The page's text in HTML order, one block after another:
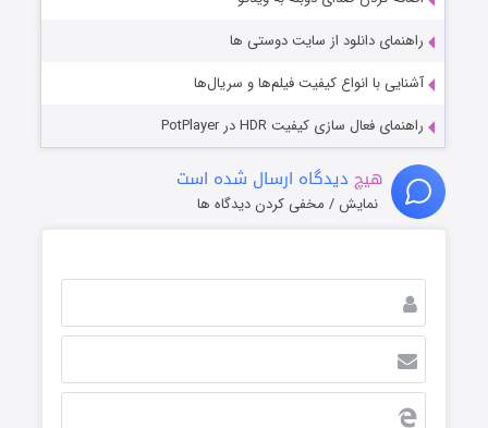
راهنمای دانلود از سایت دوستی ها
آشنایی با انواع کیفیت فیلم‌ها و سریال‌ها
راهنمای فعال سازی کیفیت HDR در PotPlayer
هیچ دیدگاه ارسال شده است
نمایش / مخفی کردن دیدگاه ها